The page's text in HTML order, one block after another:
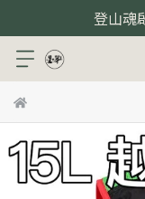
登山魂